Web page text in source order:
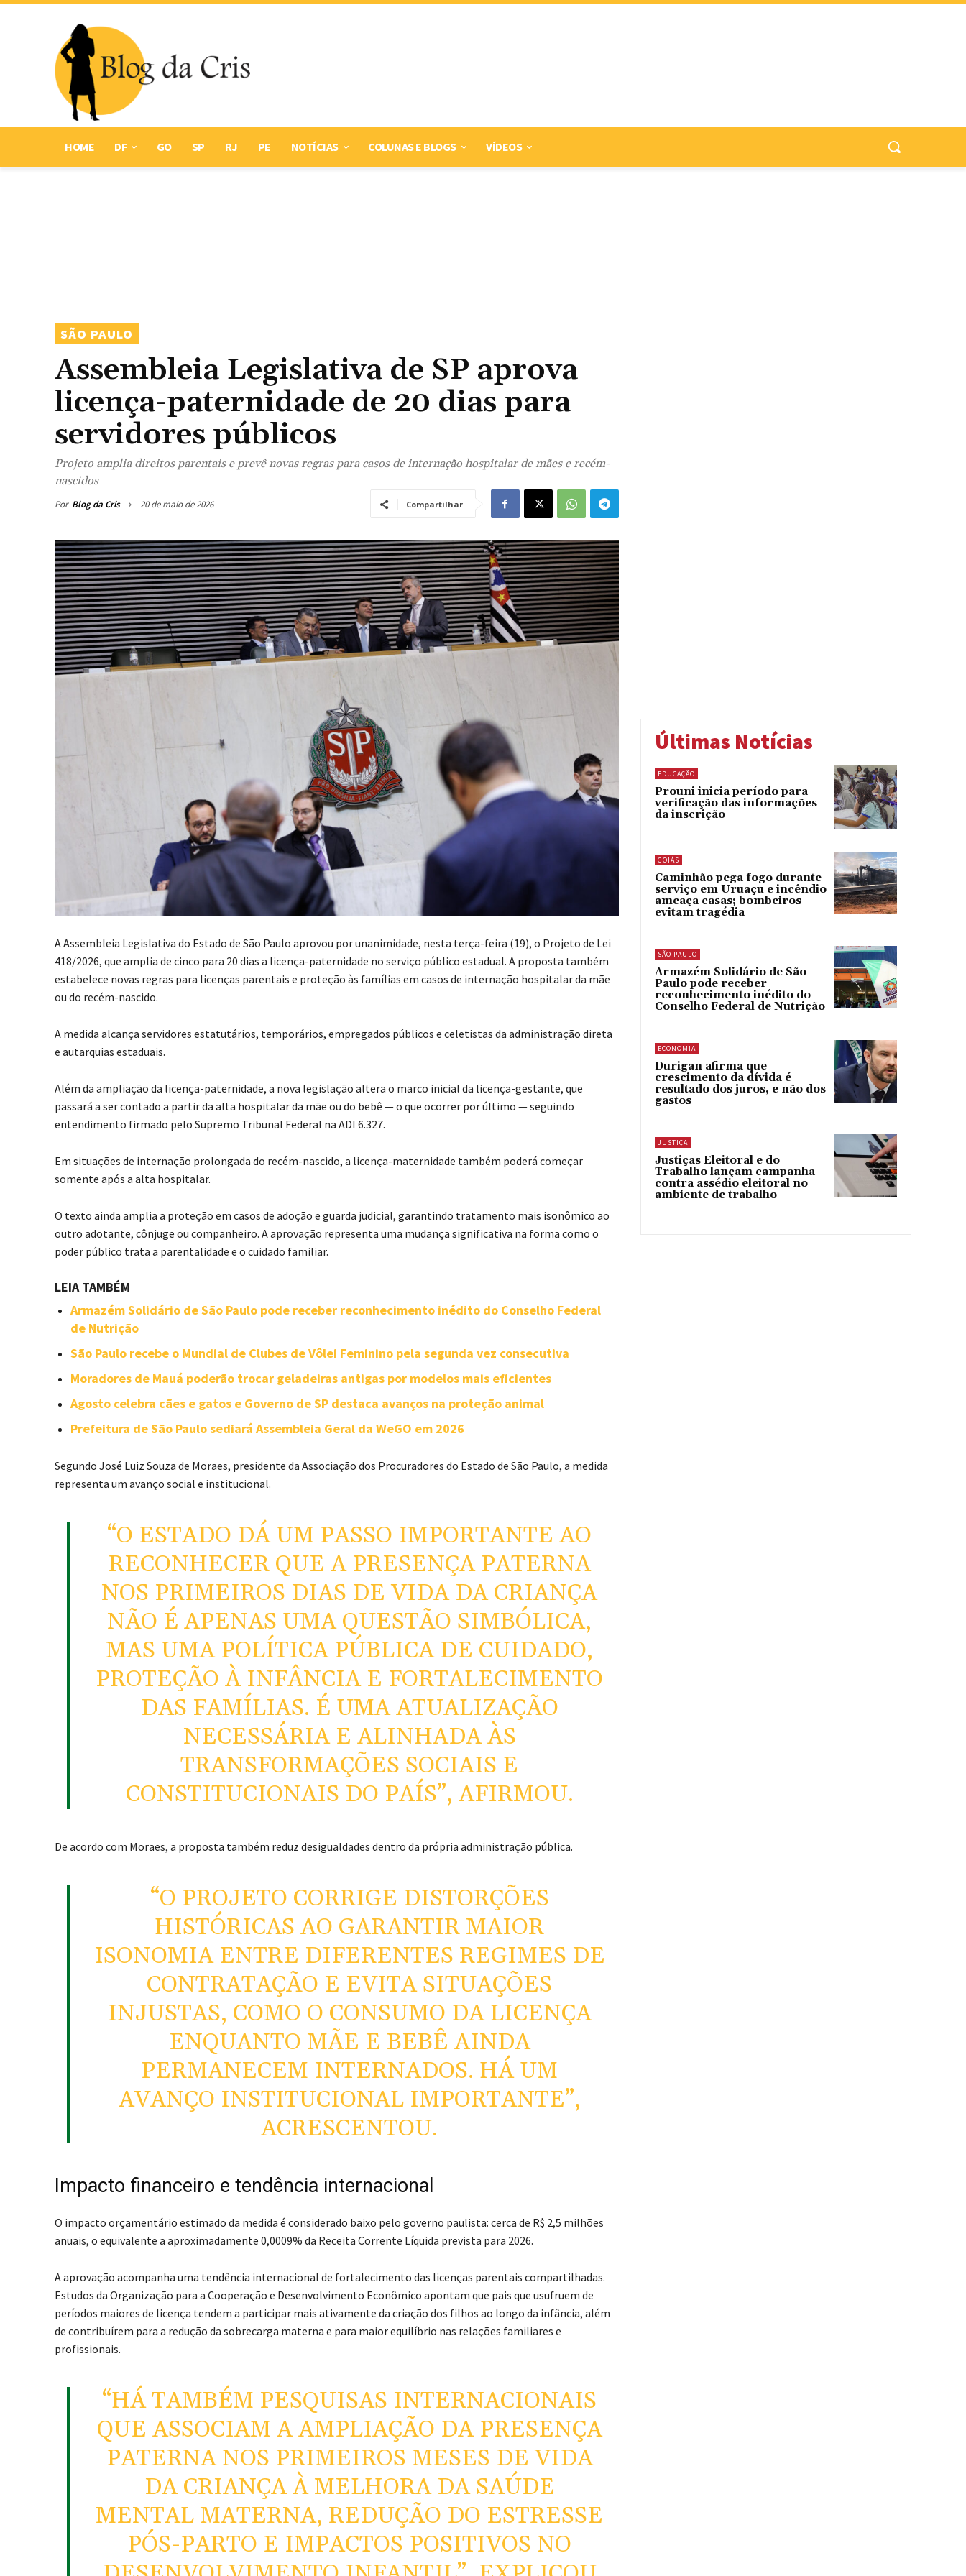
HOME DF GO SP RJ PE NOTÍCIAS COLUNAS E BLOGS VÍDEOS
SÃO PAULO
Assembleia Legislativa de SP aprova
licença-paternidade de 20 dias para
servidores públicos
Projeto amplia direitos parentais e prevê novas regras para casos de internação hospitalar de mães e recém-
nascidos
Por Blog da Cris 20 de maio de 2026 Compartilhar
AAssembleia Legislativa do Estado de São Paulo aprovou por unanimidade, nesta terça-feira (19), o Projeto de Lei
418/2026, que amplia de cinco para 20 dias a licença-paternidade no serviço público estadual. A proposta também
estabelece novas regras para licenças parentais e proteção às famílias em casos de internação hospitalar da mãe
ou do recém-nascido.
A medida alcança servidores estatutários, temporários, empregados públicos e celetistas da administração direta
e autarquias estaduais.
Além da ampliação da licença-paternidade, a nova legislação altera o marco inicial da licença-gestante, que
passará a ser contado a partir da alta hospitalar da mãe ou do bebê — o que ocorrer por último — seguindo
entendimento firmado pelo Supremo Tribunal Federal na ADI 6.327.
Em situações de internação prolongada do recém-nascido, a licença-maternidade também poderá começar
somente após a alta hospitalar.
O texto ainda amplia a proteção em casos de adoção e guarda judicial, garantindo tratamento mais isonômico ao
outro adotante, cônjuge ou companheiro. A aprovação representa uma mudança significativa na forma como o
poder público trata a parentalidade e o cuidado familiar.
LEIA TAMBÉM
Armazém Solidário de São Paulo pode receber reconhecimento inédito do Conselho Federal
de Nutrição
São Paulo recebe o Mundial de Clubes de Vôlei Feminino pela segunda vez consecutiva
Moradores de Mauá poderão trocar geladeiras antigas por modelos mais eficientes
Agosto celebra cães e gatos e Governo de SP destaca avanços na proteção animal
Prefeitura de São Paulo sediará Assembleia Geral da WeGO em 2026
Segundo José Luiz Souza de Moraes, presidente da Associação dos Procuradores do Estado de São Paulo, a medida
representa um avanço social e institucional.
“O ESTADO DÁ UM PASSO IMPORTANTE AO
RECONHECER QUE A PRESENÇA PATERNA
NOS PRIMEIROS DIAS DE VIDA DA CRIANÇA
NÃO É APENAS UMA QUESTÃO SIMBÓLICA,
MAS UMA POLÍTICA PÚBLICA DE CUIDADO,
PROTEÇÃO À INFÂNCIA E FORTALECIMENTO
DAS FAMÍLIAS. É UMA ATUALIZAÇÃO
NECESSÁRIA E ALINHADA ÀS
TRANSFORMAÇÕES SOCIAIS E
CONSTITUCIONAIS DO PAÍS”, AFIRMOU.
De acordo com Moraes, a proposta também reduz desigualdades dentro da própria administração pública.
“O PROJETO CORRIGE DISTORÇÕES
HISTÓRICAS AO GARANTIR MAIOR
ISONOMIA ENTRE DIFERENTES REGIMES DE
CONTRATAÇÃO E EVITA SITUAÇÕES
INJUSTAS, COMO O CONSUMO DA LICENÇA
ENQUANTO MÃE E BEBÊ AINDA
PERMANECEM INTERNADOS. HÁ UM
AVANÇO INSTITUCIONAL IMPORTANTE”,
ACRESCENTOU.
Impacto financeiro e tendência internacional
O impacto orçamentário estimado da medida é considerado baixo pelo governo paulista: cerca de R$ 2,5 milhões
anuais, o equivalente a aproximadamente 0,0009% da Receita Corrente Líquida prevista para 2026.
A aprovação acompanha uma tendência internacional de fortalecimento das licenças parentais compartilhadas.
Estudos da Organização para a Cooperação e Desenvolvimento Econômico apontam que pais que usufruem de
períodos maiores de licença tendem a participar mais ativamente da criação dos filhos ao longo da infância, além
de contribuírem para a redução da sobrecarga materna e para maior equilíbrio nas relações familiares e
profissionais.
“HÁ TAMBÉM PESQUISAS INTERNACIONAIS
QUE ASSOCIAM A AMPLIAÇÃO DA PRESENÇA
PATERNA NOS PRIMEIROS MESES DE VIDA
DA CRIANÇA À MELHORA DA SAÚDE
MENTAL MATERNA, REDUÇÃO DO ESTRESSE
PÓS-PARTO E IMPACTOS POSITIVOS NO
Últimas Notícias
EDUCAÇÃO
Prouni inicia período para
verificação das informações
da inscrição
GOIÁS
Caminhão pega fogo durante
serviço em Uruaçu e incêndio
ameaça casas; bombeiros
evitam tragédia
SÃO PAULO
Armazém Solidário de São
Paulo pode receber
reconhecimento inédito do
Conselho Federal de Nutrição
ECONOMIA
Durigan afirma que
crescimento da dívida é
resultado dos juros, e não dos
gastos
JUSTIÇA
Justiças Eleitoral e do
Trabalho lançam campanha
contra assédio eleitoral no
ambiente de trabalho